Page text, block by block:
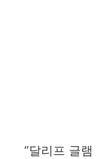
“달리프 글